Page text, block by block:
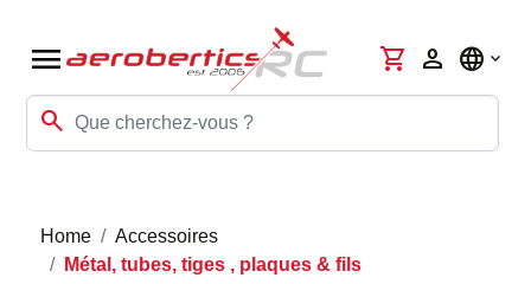
menu
search
shopping_cart person language
Home
Accessoires
Métal, tubes, tiges , plaques & fils